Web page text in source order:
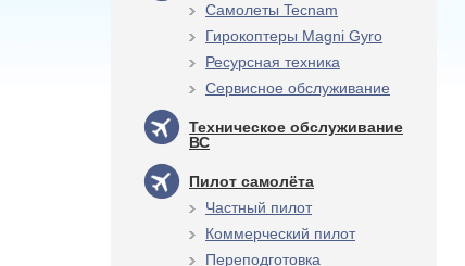
Самолеты Tecnam
Гирокоптеры Magni Gyro
Ресурсная техника
Сервисное обслуживание
Техническое обслуживание
ВС
Пилот самолёта
Частный пилот
Коммерческий пилот
Переподготовка